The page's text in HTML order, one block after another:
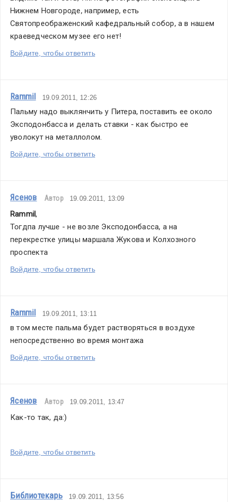
Нижнем Новгороде, например, есть
Святопреображенский кафедральный собор, а в нашем
краеведческом музее его нет!
Войдите, чтобы ответить
Rammil 19.09.2011, 12:26
Пальму надо выклянчить у Питера, поставить ее около
Эксподонбасса и делать ставки - как быстро ее
уволокут на металлолом.
Войдите, чтобы ответить
Ясенов Автор 19.09.2011, 13:09
Rammil,
Тогдпа лучше - не возле Эксподонбасса, а на
перекрестке улицы маршала Жукова и Колхозного
проспекта
Войдите, чтобы ответить
Rammil 19.09.2011, 13:11
в том месте пальма будет растворяться в воздухе
непосредственно во время монтажа
Войдите, чтобы ответить
Ясенов Автор 19.09.2011, 13:47
Как-то так, да:)
Войдите, чтобы ответить
Библиотекарь 19.09.2011, 13:56